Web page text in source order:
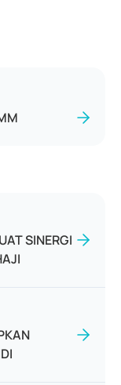
SINERGI